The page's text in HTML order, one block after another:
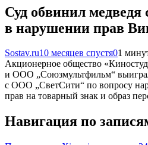
Суд обвинил медведя
в нарушении прав
Sostav.ru10 месяцев спустя01
Акционерное общество
и ООО „Союзмультфильм“
с ООО „СветСити“ по вопросу
прав на товарный знак и образ
Навигация по